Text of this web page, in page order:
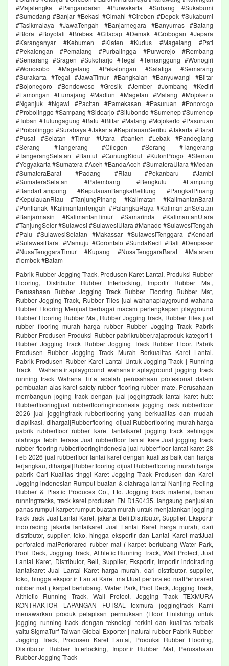
#Majalengka #Pangandaran #Purwakarta #Subang #Sukabumi
#Sumedang #Banjar #Bekasi #Cimahi #Cirebon #Depok #Sukabumi
#Tasikmalaya #JawaTengah #Banjarnegara #Banyumas #Batang
#Blora #Boyolali #Brebes #Cilacap #Demak #Grobogan #Jepara
#Karanganyar #Kebumen #Klaten #Kudus #Magelang #Pati
#Pekalongan #Pemalang #Purbalingga #Purworejo #Rembang
#Semarang #Sragen #Sukoharjo #Tegal #Temanggung #Wonogiri
#Wonosobo #Magelang #Pekalongan #Salatiga #Semarang
#Surakarta #Tegal #JawaTimur #Bangkalan #Banyuwangi #Blitar
#Bojonegoro #Bondowoso #Gresik #Jember #Jombang #Kediri
#Lamongan #Lumajang #Madiun #Magetan #Malang #Mojokerto
#Nganjuk #Ngawi #Pacitan #Pamekasan #Pasuruan #Ponorogo
#Probolinggo #Sampang #Sidoarjo #Situbondo #Sumenep #Sumenep
#Tuban #Tulungagung #Batu #Blitar #Malang #Mojokerto #Pasuruan
#Probolinggo #Surabaya #Jakarta #KepulauanSeribu #Jakarta #Barat
#Pusat #Selatan #Timur #Utara #banten #Lebak #Pandeglang
#Serang #Tangerang #Cilegon #Serang #Tangerang
#TangerangSelatan #Bantul #GunungKidul #KulonProgo #Sleman
#Yogyakarta #Sumatera #Aceh #BandaAceh #SumateraUtara #Medan
#SumateraBarat #Padang #Riau #Pekanbaru #Jambi
#SumateraSelatan #Palembang #Bengkulu #Lampung
#BandarLampung #KepulauanBangkaBelitung #PangkalPinang
#KepulauanRiau #TanjungPinang #Kalimatan #KalimantanBarat
#Pontianak #KalimantanTengah #PalangkaRaya #KalimantanSelatan
#Banjarmasin #KalimantanTimur #Samarinda #KalimantanUtara
#TanjungSelor #Sulawesi #SulawesiUtara #Manado #SulawesiTengah
#Palu #SulawesiSelatan #Makassar #SulawesiTenggara #Kendari
#SulawesiBarat #Mamuju #Gorontalo #SundaKecil #Bali #Denpasar
#NusaTenggaraTimur #Kupang #NusaTenggaraBarat #Mataram
#lombok #Batam
Pabrik Rubber Jogging Track, Produsen Karet Lantai, Produksi Rubber
Flooring, Distributor Rubber Interlocking, Importir Rubber Mat,
Perusahaan Rubber Jogging Track Rubber Flooring Rubber Mat,
Rubber Jogging Track, Rubber Tiles jual wahanaplayground wahana
Rubber Flooring Menjual berbagai macam perlengkapan playground
Rubber Flooring Rubber Mat, Rubber Jogging Track, Rubber Tiles jual
rubber flooring murah harga rubber Rubber Jogging Track Pabrik
Rubber Produsen Produksi Rubber pabrikrubber.rajaproduk kategori 1
Rubber Jogging Track Rubber Jogging Track Rubber Floor. Pabrik
Produsen Rubber Jogging Track Murah Berkualitas Karet Lantai.
Pabrik Produsen Rubber Karet Lantai Untuk Jogging Track | Running
Track | Wahanatirtaplayground wahanatirtaplayground jogging track
running track Wahana Tirta adalah perusahaan profesional dalam
pembuatan alas karet safety rubber flooring rubber mate. Perusahaan
membangun joging track dengan jual joggingtrack lantai karet hub:
Rubberflooring|jual rubberflooringindonesia jogging track rubberfloor
2026 jual joggingtrack rubberflooring yang berkualitas dan mudah
diaplikasi. dihargai|Rubberflooring dijual|Rubberflooring murah|harga
pabrik rubberfloor rubber karet lantaikaret jogging track sehingga
olahraga lebih terasa Jual rubberfloor lantai karetJual jogging track
rubber flooring rubberflooringindonesia jual rubberfloor lantai karet 28
Feb 2026 jual rubberfloor lantai karet dengan kualitas baik dan harga
terjangkau, dihargai|Rubberflooring dijual|Rubberflooring murah|harga
pabrik Cari Kualitas tinggi Karet Jogging Track Produsen dan Karet
Jogging indonesian Rumput buatan & olahraga lantai Nanjing Feeling
Rubber & Plastic Produces Co., Ltd. Jogging track material, bahan
runningtracks, track karet produsen FN D150435. langsung penjualan
panas rumput karpet rumput buatan murah untuk menjalankan jogging
track track Jual Lantai Karet, jakarta Beli,Distributor, Supplier, Eksportir
indotrading jakarta lantaikaret Jual Lantai Karet harga murah, dari
distributor, supplier, toko, hingga eksportir dan Lantai Karet mattJual
perforated matPerforared rubber mat ( karpet berlubang Water Park,
Pool Deck, Jogging Track, Althletic Running Track, Wall Protect, Jual
Lantai Karet, Distributor, Beli, Supplier, Eksportir, Importir indotrading
lantaikaret Jual Lantai Karet harga murah, dari distributor, supplier,
toko, hingga eksportir Lantai Karet mattJual perforated matPerforared
rubber mat ( karpet berlubang. Water Park, Pool Deck, Jogging Track,
Althletic Running Track, Wall Protect, Jogging Track TEXMURA
KONTRAKTOR LAPANGAN FUTSAL texmura joggingtrack Kami
menawarkan produk pelapisan permukaan (Floor Finishing) untuk
jogging running track dengan teknologi terkini dan kualitas terbaik
yaitu SigmaTurf Taiwan Global Exporter | natural rubber Pabrik Rubber
Jogging Track, Produsen Karet Lantai, Produksi Rubber Flooring,
Distributor Rubber Interlocking, Importir Rubber Mat, Perusahaan
Rubber Jogging Track